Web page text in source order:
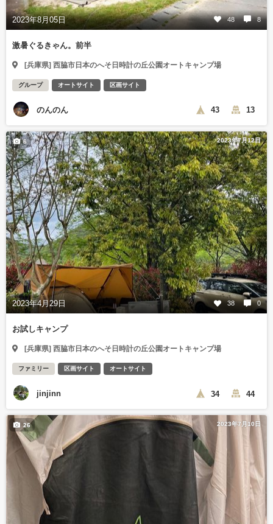
2023年8月05日 48 8
激暑ぐるきゃん。前半
[兵庫県] 西脇市日本のへそ日時計の丘公園オートキャンプ場
グループ オートサイト 区画サイト
のんのん 43 13
2023年7月12日
2023年4月29日 38 0
6
お試しキャンプ
[兵庫県] 西脇市日本のへそ日時計の丘公園オートキャンプ場
ファミリー 区画サイト オートサイト
jinjinn 34 44
2023年7月10日
26